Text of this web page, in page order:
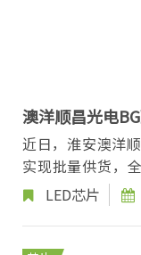
澳洋顺昌光电
际头部显示品牌
近日，淮安澳洋
实现批量供货，
电视。依托这款
LED芯片